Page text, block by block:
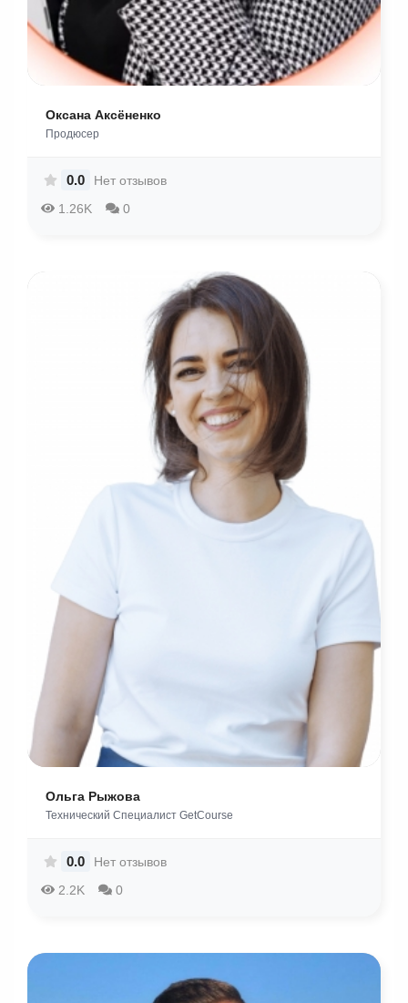
Оксана Аксёненко
Продюсер
1.26K 0
0.0 Нет отзывов
Ольга Рыжова
Технический Специалист GetCourse
2.2K 0
0.0 Нет отзывов